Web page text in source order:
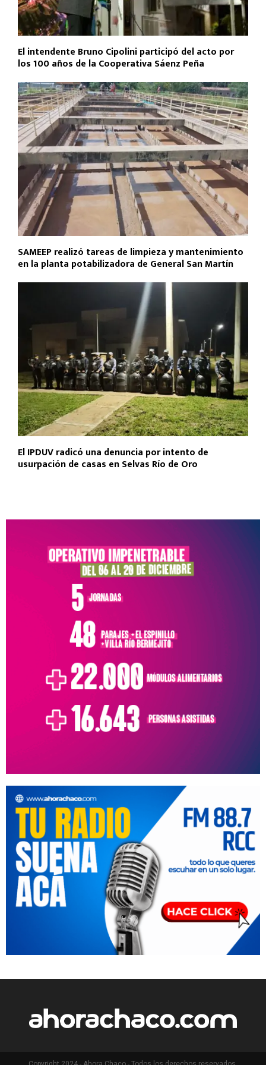
El intendente Bruno Cipolini participó del acto por
los 100 años de la Cooperativa Sáenz Peña
SAMEEP realizó tareas de limpieza y mantenimiento
en la planta potabilizadora de General San Martín
El IPDUV radicó una denuncia por intento de
usurpación de casas en Selvas Río de Oro